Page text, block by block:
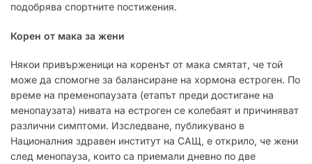
подобрява спортните постижения.
Корен от мака за жени
Някои привърженици на коренът от мака смятат, че той
може да спомогне за балансиране на хормона естроген. По
време на пременопаузата (етапът преди достигане на
менопаузата) нивата на естроген се колебаят и причиняват
различни симптоми. Изследване, публикувано в
Националния здравен институт на САЩ, е открило, че жени
след менопауза, които са приемали дневно по две